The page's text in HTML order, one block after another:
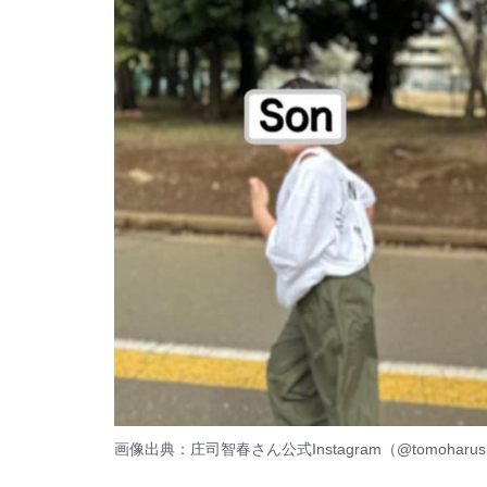
画像出典： 庄司智春さん公式Instagram（